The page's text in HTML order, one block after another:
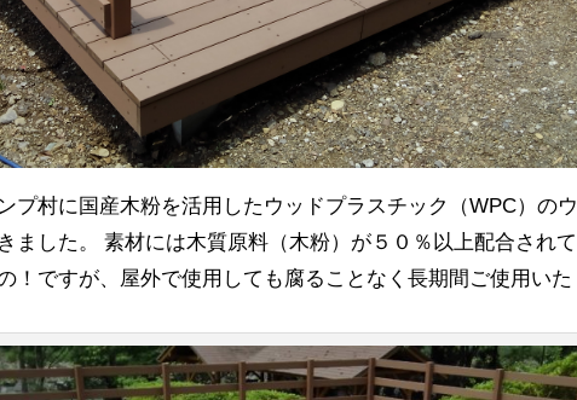
プ村に国産木粉を活用したウッドプラスチック（WPC）のウ
ました。 素材には木質原料（木粉）が５０％以上配合されて
！ですが、屋外で使用しても腐ることなく長期間ご使用いた